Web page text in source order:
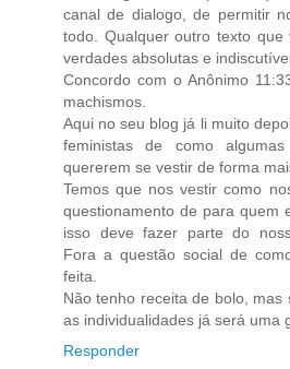
canal de dialogo, de permitir
todo. Qualquer outro texto
verdades absolutas e
Concordo com o Anônimo
machismos.
Aqui no seu blog já li muito
feministas de como
quererem se vestir de forma
Temos que nos vestir como
questionamento de para quem
isso deve fazer parte do
Fora a questão social de
feita.
Não tenho receita de bolo,
as individualidades já será uma
Responder